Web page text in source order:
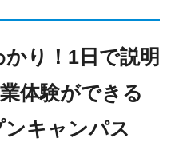
り！1日で説明
体験ができる
キャンパス